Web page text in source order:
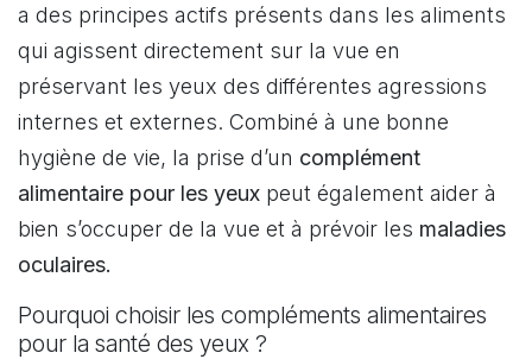
a des principes actifs présents dans les aliments
qui agissent directement sur la vue en
préservant les yeux des différentes agressions
internes et externes. Combiné à une bonne
hygiène de vie, la prise d’un complément
alimentaire pour les yeux peut également aider à
bien s’occuper de la vue et à prévoir les maladies
oculaires.
Pourquoi choisir les compléments alimentaires
pour la santé des yeux ?